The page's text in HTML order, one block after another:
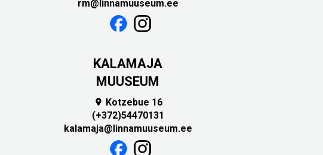
rm@linnamuuseum.ee
KALAMAJA
MUUSEUM

Kotzebue 16
(+372)54470131
kalamaja@linnamuuseum.ee